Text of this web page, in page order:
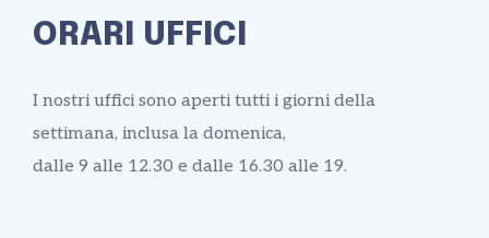
ORARI UFFICI
I nostri uffici sono aperti tutti i giorni della
settimana, inclusa la domenica,
dalle 9 alle 12.30 e dalle 16.30 alle 19.